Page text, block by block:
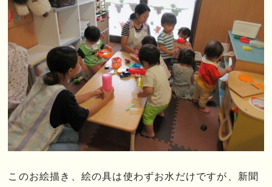
このお絵描き、絵の具は使わずお水だけですが、新聞